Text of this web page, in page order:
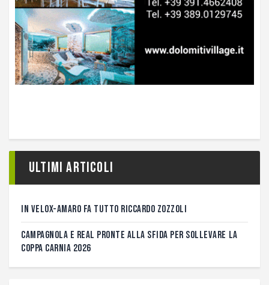
Ultimi articoli
IN VELOX-AMARO FA TUTTO RICCARDO ZOZZOLI
CAMPAGNOLA E REAL PRONTE ALLA SFIDA PER SOLLEVARE LA
COPPA CARNIA 2026